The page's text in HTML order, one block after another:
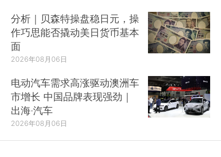
分析｜贝森特操盘稳日元，操
作巧思能否撬动美日货币基本
面
2026年08月06日
电动汽车需求高涨驱动澳洲车
市增长 中国品牌表现强劲｜
出海·汽车
2026年08月06日